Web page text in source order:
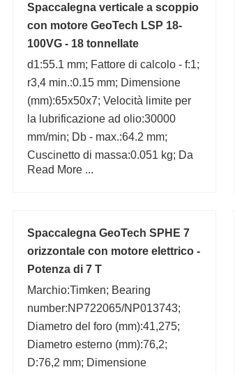
Spaccalegna verticale a scoppio
con motore GeoTech LSP 18-
100VG - 18 tonnellate
d1:55.1 mm; Fattore di calcolo - f:1;
r3,4 min.:0.15 mm; Dimensione
(mm):65x50x7; Velocità limite per
la lubrificazione ad olio:30000
mm/min; Db - max.:64.2 mm;
Cuscinetto di massa:0.051 kg; Da
max.:63 mm; D1:60 mm; Limite di
Read More ...
Spaccalegna GeoTech SPHE 7
orizzontale con motore elettrico -
Potenza di 7 T
Marchio:Timken; Bearing
number:NP722065/NP013743;
Diametro del foro (mm):41,275;
Diametro esterno (mm):76,2;
D:76,2 mm; Dimensione